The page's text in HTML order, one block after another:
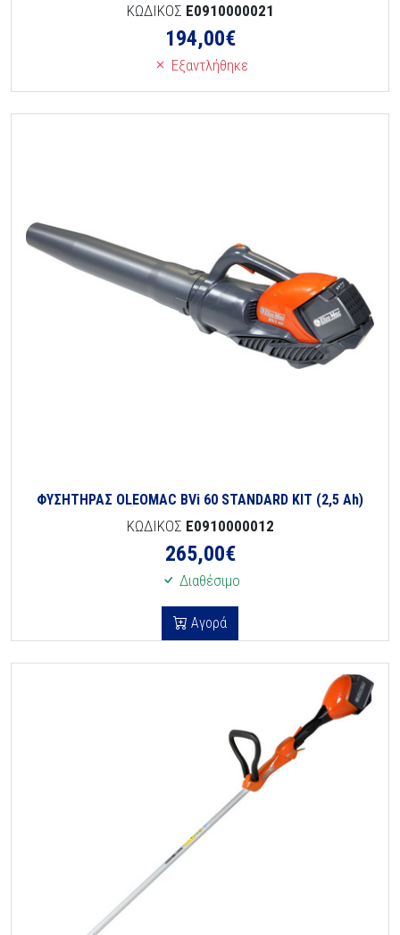
ΚΩΔΙΚΟΣ E0910000021
194,00€
Εξαντλήθηκε
ΦΥΣΗΤΗΡΑΣ OLEOMAC BVi 60 STANDARD KIT (2,5 Ah)
ΚΩΔΙΚΟΣ E0910000012
265,00€
Διαθέσιμο
Αγορά